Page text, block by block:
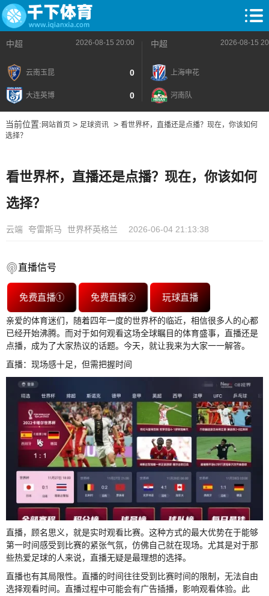
中超 2026-08-15 20:00
云南玉昆 0
大连英博 0
中超 2026-08-15
上海申花
河南队
当前位置: 网站首页> 足球资讯> 看世界杯，直播还是点播？现在，你该如何
选择？
看世界杯，直播还是点播？现在，你该如何
选择？
云端 夸雷斯马 世界杯英格兰 2026-06-04 21:13:38
直播信号
免费直播① 免费直播② 玩球直播
亲爱的体育迷们，随着四年一度的世界杯的临近，相信很多人的心都
已经开始沸腾。而对于如何观看这场全球瞩目的体育盛事，直播还是
点播，成为了大家热议的话题。今天，就让我来为大家一一解答。
直播：现场感十足，但需把握时间
直播，顾名思义，就是实时观看比赛。这种方式的最大优势在于能够
第一时间感受到比赛的紧张气氛，仿佛自己就在现场。尤其是对于那
些热爱足球的人来说，直播无疑是最理想的选择。
直播也有其局限性。直播的时间往往受到比赛时间的限制，无法自由
选择观看时间。直播过程中可能会有广告插播，影响观看体验。此